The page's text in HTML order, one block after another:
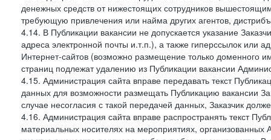
денежных средств от нижестоящих сотрудников
требующую привлечения или найма других агентов,
4.14. В Публикации вакансии не допускается указание
адреса электронной почты и.т.п.), а также гиперссылок или
Интернет-сайтов (возможно размещение только доменного
страниц подлежат удалению из Публикации вакансии
4.15. Администрация сайта вправе передавать текст
данных для возможности размещать Публикацию вакансии
случае несогласия с такой передачей данных, Заказчик
4.16. Администрация сайта вправе распространять текст
материальных носителях на мероприятиях,